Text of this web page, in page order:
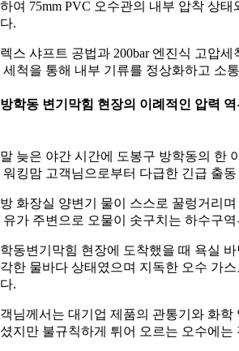
여 75mm PVC 오수관의 내부 압착 상
.
스 샤프트 공법과 200bar 엔진식 고압
세척을 통해 내부 기류를 정상화하고 소
학동 변기막힘 현장의 이례적인 압력
늦은 야간 시간에 도봉구 방학동의 한
워킹맘 고객님으로부터 다급한 긴급 출
화장실 양변기 물이 스스로 꿀렁거리
유가 주변으로 오물이 솟구치는 하수구
동변기막힘 현장에 도착했을 때 욕실
한 물바다 상태였으며 지독한 오수 가
.
님께서는 대기업 제품의 관통기와 화학
지만 불규칙하게 튀어 오르는 오수에는